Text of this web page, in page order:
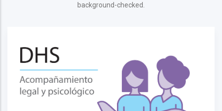
background-checked.